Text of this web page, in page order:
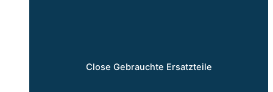
Close Gebrauchte Ersatzteile